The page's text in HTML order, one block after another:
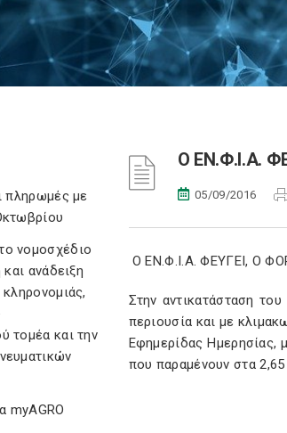
πληρωμές με
νομοσχέδιο
και ανάδειξη
κληρονομιάς,
τομέα και την
myAGRO
Ο ΕΝ.Φ.Ι.Α.
05/09/2016
Ο ΕΝ.Φ.Ι.Α. ΦΕΥΓΕΙ, Ο
Στην αντικατάσταση
περιουσία και με
Εφημερίδας Ημερησίας,
που παραμένουν στα